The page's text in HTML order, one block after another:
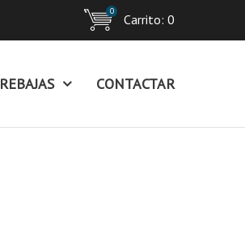
Carrito:
0
0
REBAJAS CONTACTAR